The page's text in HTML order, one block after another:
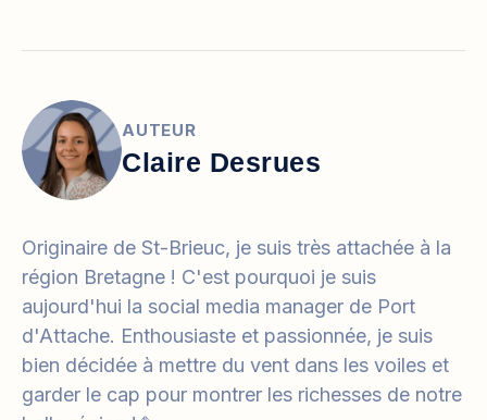
AUTEUR
Claire Desrues
Originaire de St-Brieuc, je suis très attachée à la
région Bretagne ! C'est pourquoi je suis
aujourd'hui la social media manager de Port
d'Attache. Enthousiaste et passionnée, je suis
bien décidée à mettre du vent dans les voiles et
garder le cap pour montrer les richesses de notre